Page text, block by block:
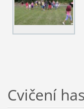
Cvičení